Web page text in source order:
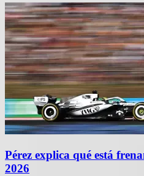
Pérez explica qué está
2026